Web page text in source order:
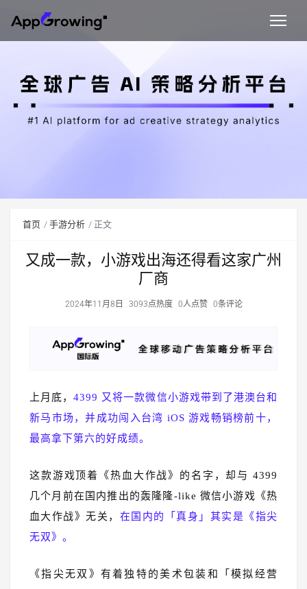
首页 手游分析 正文
又成一款，小游戏出海还得看这家广州
厂商
2024年11月8日 3093点热度 0人点赞 0条评论
上月底，4399 又将一款微信小游戏带到了港澳台和
新马市场，并成功闯入台湾 iOS 游戏畅销榜前十，
最高拿下第六的好成绩。
这款游戏顶着《热血大作战》的名字，却与 4399
几个月前在国内推出的轰隆隆-like 微信小游戏《热
血大作战》无关， 在国内的「真身」其实是《指尖
无双》。
《指尖无双》有着独特的美术包装和「模拟经营